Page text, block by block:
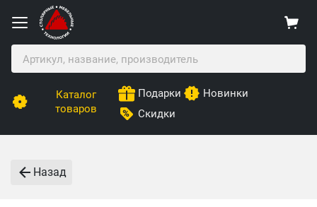
Каталог
товаров
Подарки
Новинки
Скидки
Назад